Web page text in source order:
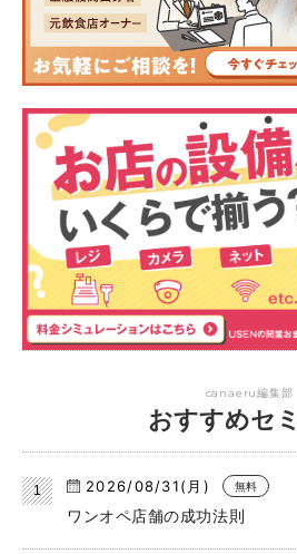
canaeru編集部
おすすめセ
2026/08/31(月) 無料
ワンオペ店舗の成功法則